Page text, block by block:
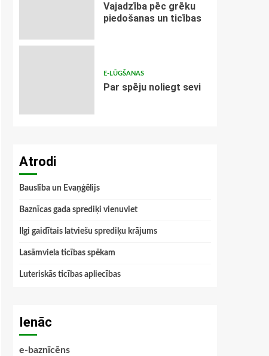
Vajadzība pēc grēku
piedošanas un ticības
E-LŪGŠANAS
Par spēju noliegt sevi
Atrodi
Bauslība un Evaņģēlijs
Baznīcas gada sprediķi vienuviet
Ilgi gaidītais latviešu sprediķu krājums
Lasāmviela ticības spēkam
Luteriskās ticības apliecības
Ienāc
e-baznīcēns